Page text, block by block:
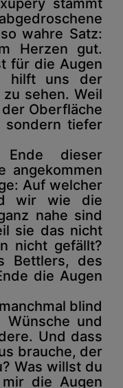
wahre Satz:
Herzen gut.
für die Augen
hilft uns der
sehen. Weil
Oberfläche
tiefer
dieser
angekommen
Auf welcher
wir wie die
nahe sind
sie das nicht
nicht gefällt?
Bettlers, des
die Augen
blind
und
Und dass
brauche, der
Was willst du
die Augen